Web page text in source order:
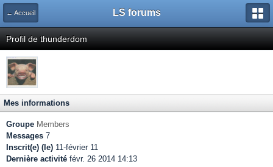
← Accueil LS forums
Profil de thunderdom
Mes informations
Groupe Members
Messages 7
Inscrit(e) (le) 11-février 11
Dernière activité févr. 26 2014 14:13